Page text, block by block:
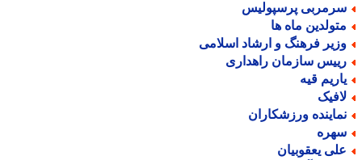
پرسپولیس
ماه ها
فرهنگ و ارشاد اسلامی
سازمان راهداری
قیه
ورزشکاران
یعقوبیان